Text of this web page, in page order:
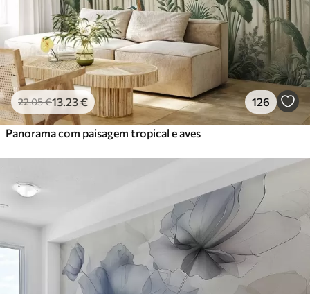
22.05€13 .23€ 126
Panorama com paisagem tropical e aves